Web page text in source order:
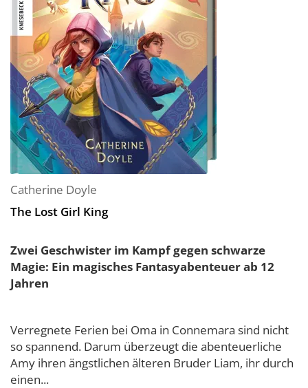
Catherine Doyle
The Lost Girl King
Zwei Geschwister im Kampf gegen schwarze
Magie: Ein magisches Fantasyabenteuer ab 12
Jahren
Verregnete Ferien bei Oma in Connemara sind nicht
so spannend. Darum überzeugt die abenteuerliche
Amy ihren ängstlichen älteren Bruder Liam, ihr durch
einen...